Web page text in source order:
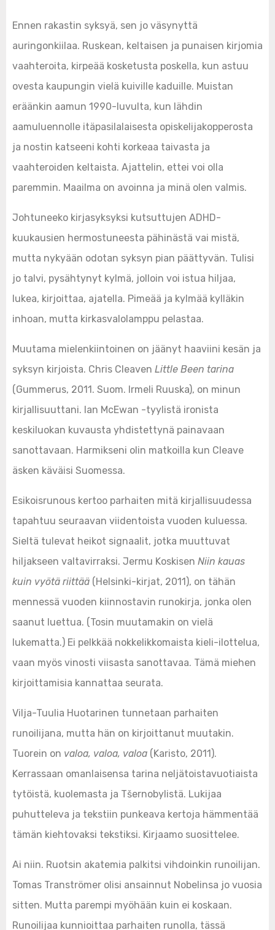
Ennen rakastin syksyä, sen jo väsynyttä
auringonkiilaa. Ruskean, keltaisen ja punaisen kirjomia
vaahteroita, kirpeää kosketusta poskella, kun astuu
ovesta kaupungin vielä kuiville kaduille. Muistan
eräänkin aamun 1990-luvulta, kun lähdin
aamuluennolle itäpasilalaisesta opiskelijakopperosta
ja nostin katseeni kohti korkeaa taivasta ja
vaahteroiden keltaista. Ajattelin, ettei voi olla
paremmin. Maailma on avoinna ja minä olen valmis.
Johtuneeko kirjasyksyksi kutsuttujen ADHD-
kuukausien hermostuneesta pähinästä vai mistä,
mutta nykyään odotan syksyn pian päättyvän. Tulisi
jo talvi, pysähtynyt kylmä, jolloin voi istua hiljaa,
lukea, kirjoittaa, ajatella. Pimeää ja kylmää kylläkin
inhoan, mutta kirkasvalolamppu pelastaa.
Muutama mielenkiintoinen on jäänyt haaviini kesän ja
syksyn kirjoista. Chris Cleaven Little Been tarina
(Gummerus, 2011. Suom. Irmeli Ruuska), on minun
kirjallisuuttani. Ian McEwan -tyylistä ironista
keskiluokan kuvausta yhdistettynä painavaan
sanottavaan. Harmikseni olin matkoilla kun Cleave
äsken käväisi Suomessa.
Esikoisrunous kertoo parhaiten mitä kirjallisuudessa
tapahtuu seuraavan viidentoista vuoden kuluessa.
Sieltä tulevat heikot signaalit, jotka muuttuvat
hiljakseen valtavirraksi. Jermu Koskisen Niin kauas
kuin vyötä riittää (Helsinki-kirjat, 2011), on tähän
mennessä vuoden kiinnostavin runokirja, jonka olen
saanut luettua. (Tosin muutamakin on vielä
lukematta.) Ei pelkkää nokkelikkomaista kieli-ilottelua,
vaan myös vinosti viisasta sanottavaa. Tämä miehen
kirjoittamisia kannattaa seurata.
Vilja-Tuulia Huotarinen tunnetaan parhaiten
runoilijana, mutta hän on kirjoittanut muutakin.
Tuorein on valoa, valoa, valoa (Karisto, 2011).
Kerrassaan omanlaisensa tarina neljätoistavuotiaista
tytöistä, kuolemasta ja Tšernobylistä. Lukijaa
puhutteleva ja tekstiin punkeava kertoja hämmentää
tämän kiehtovaksi tekstiksi. Kirjaamo suosittelee.
Ai niin. Ruotsin akatemia palkitsi vihdoinkin runoilijan.
Tomas Tranströmer olisi ansainnut Nobelinsa jo vuosia
sitten. Mutta parempi myöhään kuin ei koskaan.
Runoilijaa kunnioittaa parhaiten runolla, tässä